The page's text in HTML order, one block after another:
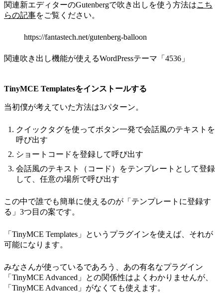
関連新エディターのGutenbergで吹き出しを使う方法はこち
らの記事をご覧ください。
https://fantastech.net/gutenberg-balloon
関連吹き出し機能が使えるWordPressテーマ「4536」
TinyMCE Templatesをインストールする
当初僕が考えていた方法は3パターン。
クイックタグを使ってボタン一発で会話風のテキストを
呼び出す
ショートコードを登録して呼び出す
会話風のテキスト（コード）をテンプレートとして登録
して、任意の場所で呼び出す
この中で誰でも簡単に使えるのが「テンプレートに登録す
る」3つ目の案です。
「TinyMCE Templates」というプラグインを使えば、それが
可能になります。
みなさんが使っているであろう、あの有名なプラグイン
「TinyMCE Advanced」との関係性はよくわかりませんが、
「TinyMCE Advanced」がなくても使えます。